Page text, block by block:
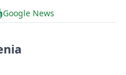
Google News